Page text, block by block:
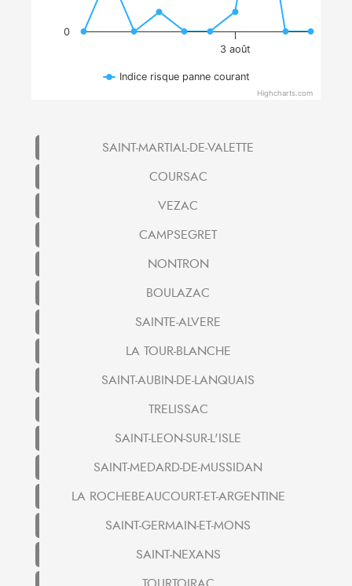
3 août
0
Indice risque panne courant
Highcharts.com
SAINT-MARTIAL-DE-VALETTE
COURSAC
VEZAC
CAMPSEGRET
NONTRON
BOULAZAC
SAINTE-ALVERE
LA TOUR-BLANCHE
SAINT-AUBIN-DE-LANQUAIS
TRELISSAC
SAINT-LEON-SUR-L'ISLE
SAINT-MEDARD-DE-MUSSIDAN
LA ROCHEBEAUCOURT-ET-ARGENTINE
SAINT-GERMAIN-ET-MONS
SAINT-NEXANS